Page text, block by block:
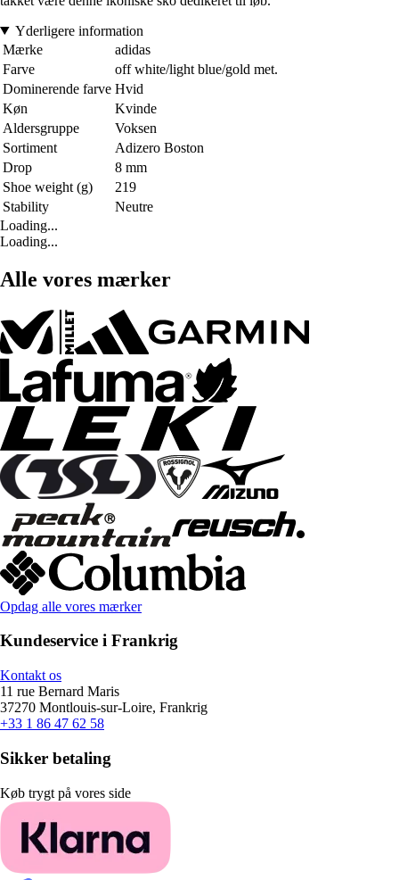
Yderligere information
Mærke
adidas
Farve
off white/light blue/gold met.
Dominerende farve Hvid
Køn
Kvinde
Aldersgruppe
Voksen
Sortiment
Adizero Boston
Drop
8 mm
Shoe weight (g)
219
Stability
Neutre
Loading...
Loading...
Alle vores mærker
Opdag alle vores mærker
Kundeservice i Frankrig
Kontakt os
11 rue Bernard Maris
37270 Montlouis-sur-Loire, Frankrig
+33 1 86 47 62 58
Sikker betaling
Køb trygt på vores side